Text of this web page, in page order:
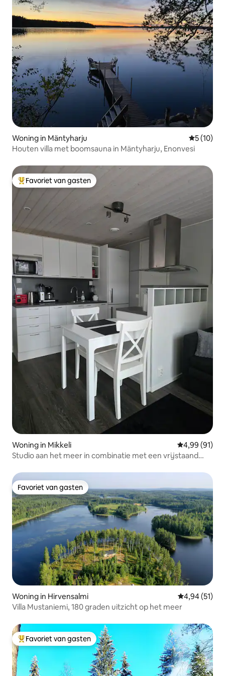
Woning in Mäntyharju
5 (10)
Houten villa met boomsauna in Mäntyharju, Enonvesi
Topfavoriet van gasten
Favoriet van gasten
Woning in Mikkeli Gemiddelde
4,99 (91)
Studio aan het meer in combinatie met een vrijstaand
Favoriet van gasten
Favoriet van gasten
Woning in Hirvensalmi Gemiddelde
4,94 (51)
Villa Mustaniemi, 180 graden uitzicht op het meer
Topfavoriet van gasten
Favoriet van gasten